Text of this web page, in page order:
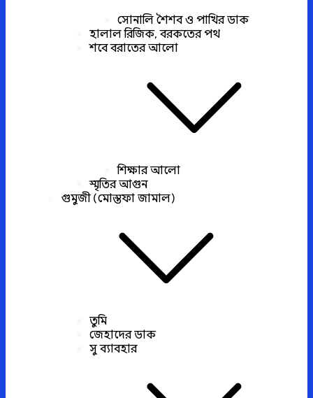
সোনালি শৈশব ও পাখির ডাক
হালাল রিজিক, বরকতের পথ
শবে বরাতের আলো
শিক্ষার আলো
স্মৃতির আগুন
গুমুজী (মোস্তফা জামাল)
তুমি
জেহাদের ডাক
সু ব্যাবহার